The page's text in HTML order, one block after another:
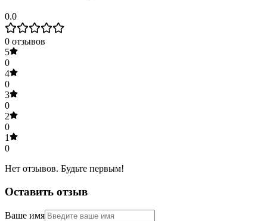
0.0
0 отзывов
5
0
4
0
3
0
2
0
1
0
Нет отзывов. Будьте первым!
Оставить отзыв
Ваше имя